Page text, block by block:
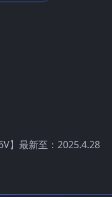
】最新至：2025.4.28